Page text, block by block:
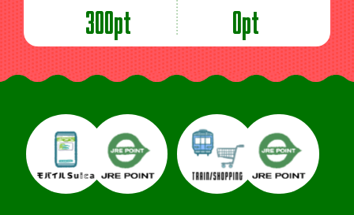
300pt 0pt
TRAIN/SHOPPING